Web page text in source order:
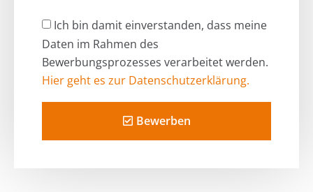
Ich bin damit einverstanden, dass meine
Daten im Rahmen des
Bewerbungsprozesses verarbeitet werden.
Hier geht es zur Datenschutzerklärung.
Bewerben